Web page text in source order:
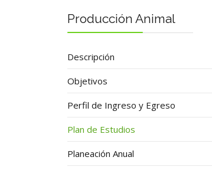
Producción Animal
Descripción
Objetivos
Perfil de Ingreso y Egreso
Plan de Estudios
Planeación Anual